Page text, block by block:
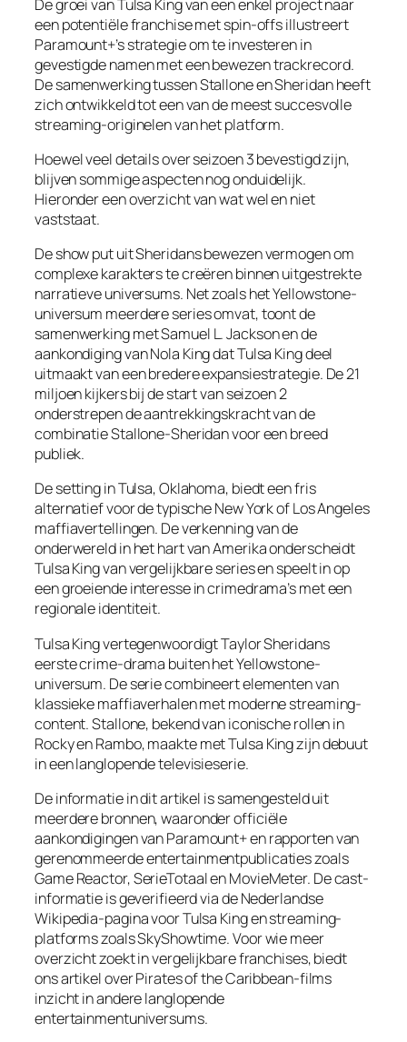
De groei van Tulsa King van een enkel project naar
een potentiële franchise met spin-offs illustreert
Paramount+’s strategie om te investeren in
gevestigde namen met een bewezen trackrecord.
De samenwerking tussen Stallone en Sheridan heeft
zich ontwikkeld tot een van de meest succesvolle
streaming-originelen van het platform.
Hoewel veel details over seizoen 3 bevestigd zijn,
blijven sommige aspecten nog onduidelijk.
Hieronder een overzicht van wat wel en niet
vaststaat.
De show put uit Sheridans bewezen vermogen om
complexe karakters te creëren binnen uitgestrekte
narratieve universums. Net zoals het Yellowstone-
universum meerdere series omvat, toont de
samenwerking met Samuel L. Jackson en de
aankondiging van Nola King dat Tulsa King deel
uitmaakt van een bredere expansiestrategie. De 21
miljoen kijkers bij de start van seizoen 2
onderstrepen de aantrekkingskracht van de
combinatie Stallone-Sheridan voor een breed
publiek.
De setting in Tulsa, Oklahoma, biedt een fris
alternatief voor de typische New York of Los Angeles
maffiavertellingen. De verkenning van de
onderwereld in het hart van Amerika onderscheidt
Tulsa King van vergelijkbare series en speelt in op
een groeiende interesse in crimedrama’s met een
regionale identiteit.
Tulsa King vertegenwoordigt Taylor Sheridans
eerste crime-drama buiten het Yellowstone-
universum. De serie combineert elementen van
klassieke maffiaverhalen met moderne streaming-
content. Stallone, bekend van iconische rollen in
Rocky en Rambo, maakte met Tulsa King zijn debuut
in een langlopende televisieserie.
De informatie in dit artikel is samengesteld uit
meerdere bronnen, waaronder officiële
aankondigingen van Paramount+ en rapporten van
gerenommeerde entertainmentpublicaties zoals
Game Reactor, SerieTotaal en MovieMeter. De cast-
informatie is geverifieerd via de Nederlandse
Wikipedia-pagina voor Tulsa King en streaming-
platforms zoals SkyShowtime. Voor wie meer
overzicht zoekt in vergelijkbare franchises, biedt
ons artikel over Pirates of the Caribbean-films
inzicht in andere langlopende
entertainmentuniversums.